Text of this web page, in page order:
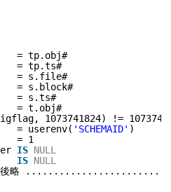
= tp.obj#
= tp.ts#
= s.file#
= s.block#
= s.ts#
= t.obj#
1073741824) !=
= userenv( 'SCHEMAID' )
= 1
IS NULL
IS NULL
略